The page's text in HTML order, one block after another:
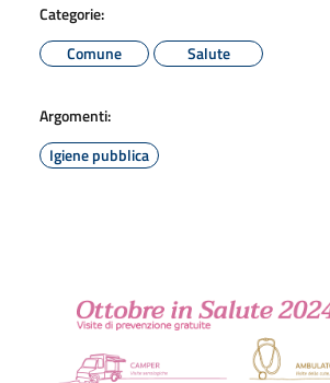
Categorie:
Comune
Salute
Argomenti:
Igiene pubblica